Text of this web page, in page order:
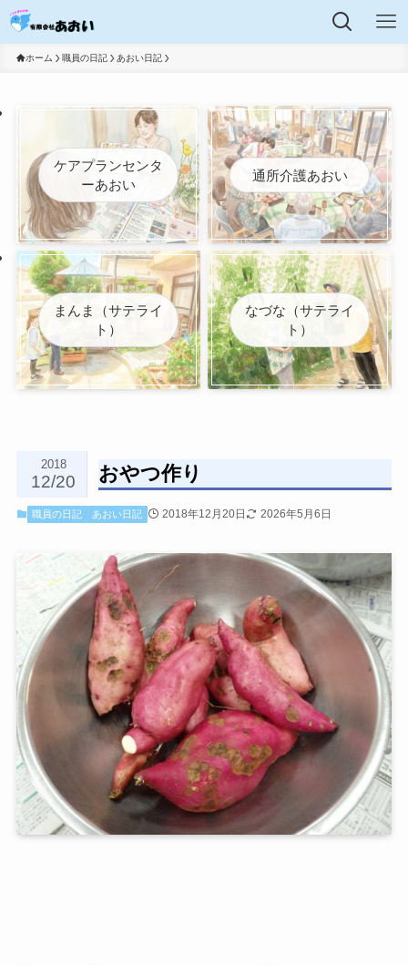
ホーム 職員の日記 あおい日記
ケアプランセンタ
ーあおい
通所介護あおい
まんま（サテライ
ト）
なづな（サテライ
ト）
おやつ作り
2018
12/20
職員の日記 あおい日記 2018年12月20日 2026年5月6日